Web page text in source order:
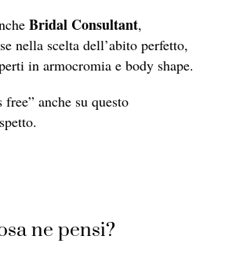
Bridal Consultant,
nella scelta dell’abito perfetto,
in armocromia e body shape.
free” anche su questo
ne pensi?